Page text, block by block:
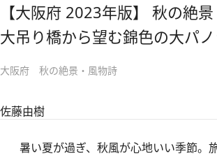
【大阪府 2023年版】 秋の絶
大吊り橋から望む錦色の大パ
大阪府 秋の絶景・風物詩
佐藤由樹
暑い夏が過ぎ、秋風が心地いい季節。